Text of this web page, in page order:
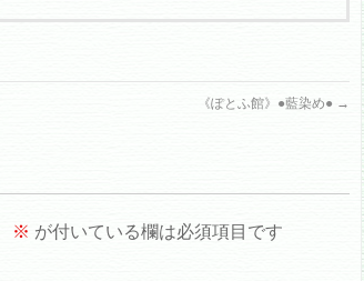
《ぽとふ館》●藍染め● →
※ が付いている欄は必須項目です